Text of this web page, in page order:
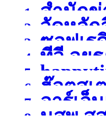
1. สำนักข่
2.
วัดหลัก
สมุทรสา
3. ซอฟเร
4. ทีวี อยุ
5.
)
6. ฮ๊อตสเ
7. อาร์เอ็
นสพ.ส